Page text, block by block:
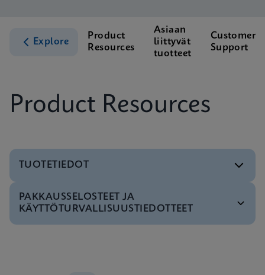
Explore
Product
Resources
Asiaan
liittyvät
tuotteet
Customer
Support
Product Resources
TUOTETIEDOT
Testivalikko
PAKKAUSSELOSTEET JA
KÄYTTÖTURVALLISUUSTIEDOTTEET